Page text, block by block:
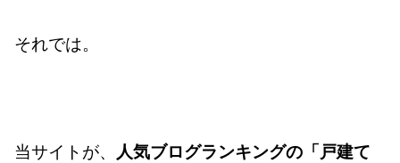
それでは。
当サイトが、
人気ブログランキングの「戸建て